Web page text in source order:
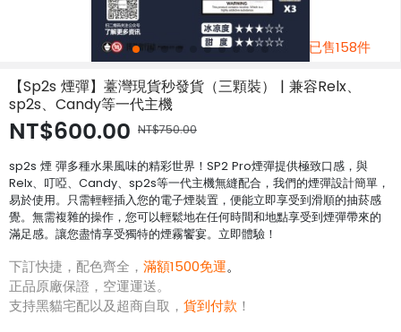
已售158件
【Sp2s 煙彈】薹灣現貨秒發貨（三顆裝） | 兼容Relx、
sp2s、Candy等一代主機
NT$600.00 NT$750.00
sp2s 煙 彈​多種水果風味的精彩世界！SP2 Pro煙彈提供極致口感，與
Relx、叮啞、Candy、sp2s等一代主機無縫配合，我們的煙彈設計簡單，
易於使用。只需輕輕插入您的電子煙裝置，便能立即享受到滑順的抽菸感
覺。無需複雜的操作，您可以輕鬆地在任何時間和地點享受到煙彈帶來的
滿足感。讓您盡情享受獨特的煙霧饗宴。立即體驗！
下訂快捷，配色齊全， 滿額1500免運。
正品原廠保證，空運運送。
支持黑貓宅配以及超商自取， 貨到付款 ！